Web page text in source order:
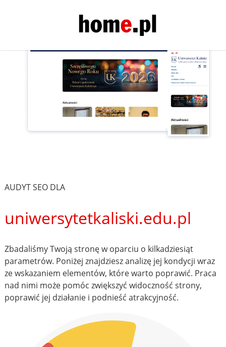
AUDYT SEO DLA
uniwersytetkaliski.edu.pl
Zbadaliśmy Twoją stronę w oparciu o kilkadziesiąt
parametrów. Poniżej znajdziesz analizę jej kondycji wraz
ze wskazaniem elementów, które warto poprawić. Praca
nad nimi może pomóc zwiększyć widoczność strony,
poprawić jej działanie i podnieść atrakcyjność.